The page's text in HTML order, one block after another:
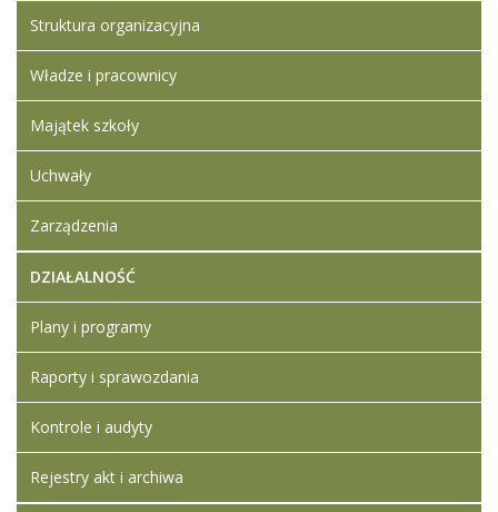
operatora
dronów VLOS
Załącznik nr 2 -
oświadczenie
wykonawcy
spełnienia
warunków
Załącznik nr 4 -
oświadczenie o
braku powiazań
z zamawiającym
Ogłoszenie -
zapytanie
ofertowe
ZSL.D.271.8.2021
formularz oferty
Załącznik nr 3 -
wykaz osób
Struktura organizacyjna
Władze i pracownicy
Majątek szkoły
Uchwały
Zarządzenia
DZIAŁALNOŚĆ
Plany i programy
Raporty i sprawozdania
Kontrole i audyty
Rejestry akt i archiwa